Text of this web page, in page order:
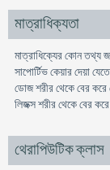
মাত্রাধিক্যতা
মাত্রাধিক্যের কোন তথ্য
সাপোর্টিভ কেয়ার দেয়া
ডোজ শরীর থেকে বের করে
লিজক্স শরীর থেকে বের
থেরাপিউটিক ক্লাস